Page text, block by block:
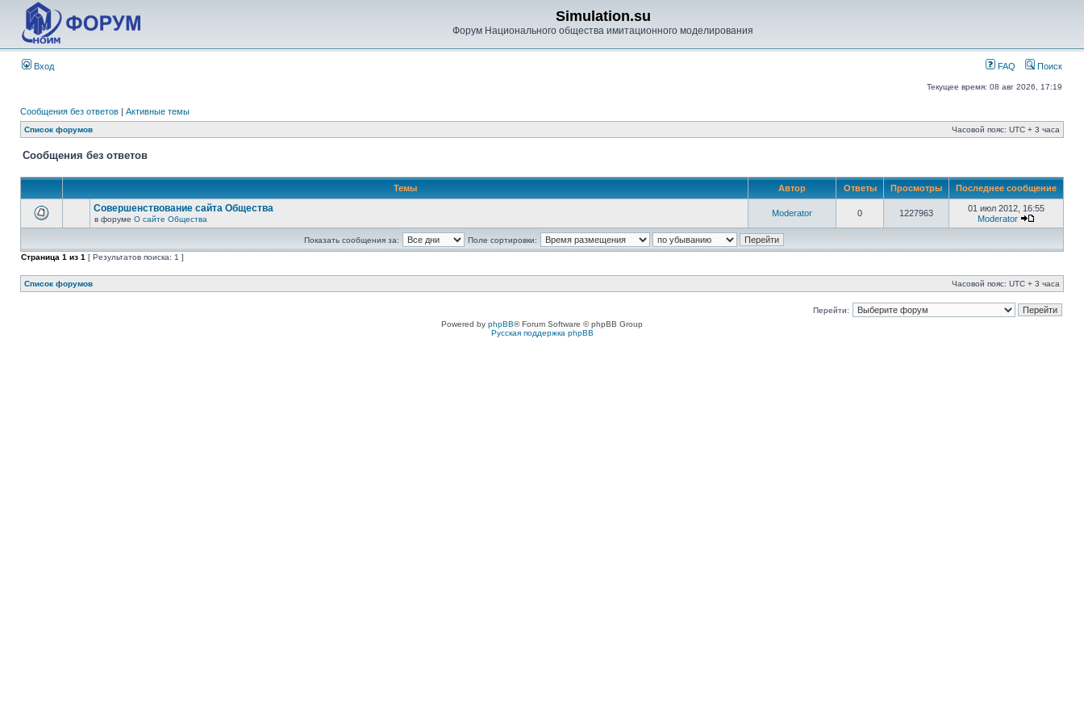
Simulation.su
Форум Национального общества имитационного моделирования
Вход FAQ Поиск
Текущее время: 08 авг 2026, 17:19
Сообщения без ответов | Активные темы
Список форумов Часовой пояс: UTC + 3 часа
Сообщения без ответов
Темы Автор Ответы Просмотры Последнее сообщение
Совершенствование сайта Общества
в форуме О сайте Общества
Moderator 0 1227963
01 июл 2012, 16:55
Moderator
Показать сообщения за:
Поле сортировки:
Страница 1 из 1 [ Результатов поиска: 1 ]
Список форумов Часовой пояс: UTC + 3 часа
Перейти:
Powered by phpBB® Forum Software © phpBB Group
Русская поддержка phpBB